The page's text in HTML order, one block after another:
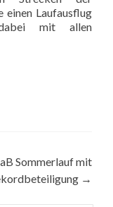
einen Laufausflug
mit allen
Sommerlauf mit
→